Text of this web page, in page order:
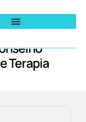
Terapia